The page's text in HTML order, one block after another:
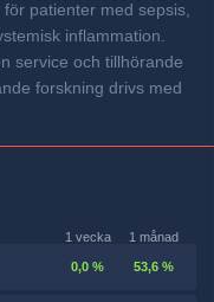
patienter med sepsis,
inflammation.
service och tillhörande
forskning drivs med
1 vecka 1 månad
0,0 % 53,6 %